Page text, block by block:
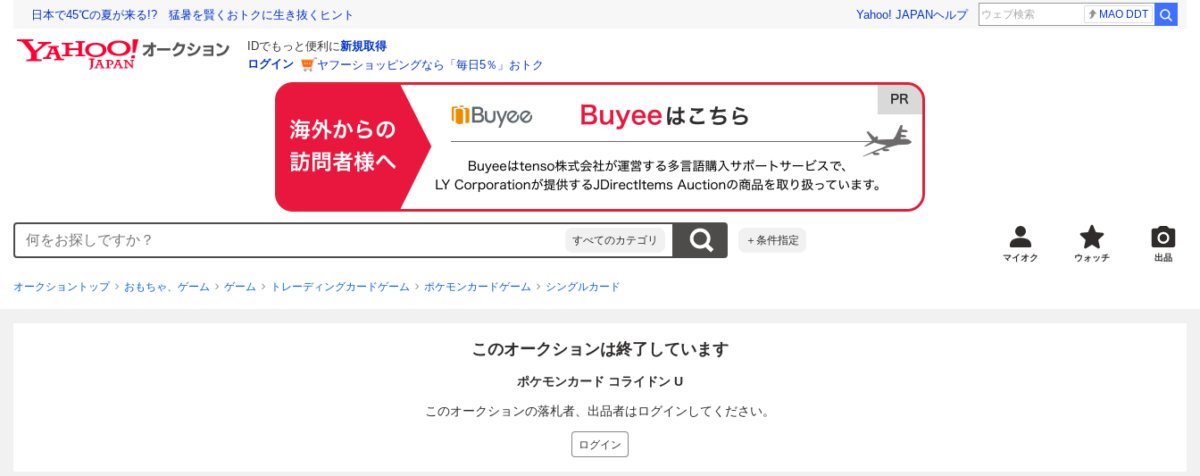
日本で45℃の夏が来る!? 猛暑を賢くおトクに生き抜くヒント Yahoo! JAPANヘルプ MAO DDT
IDでもっと便利に新規取得
ログイン
ヤフーショッピングなら「毎日5％」おトク
すべてのカテゴリ ＋条件指定
マイオク ウォッチ 出品
オークショントップ おもちゃ、ゲーム ゲーム トレーディングカードゲーム ポケモンカードゲーム シングルカード
このオークションは終了しています
ポケモンカード コライドン U
このオークションの落札者、出品者はログインしてください。
ログイン